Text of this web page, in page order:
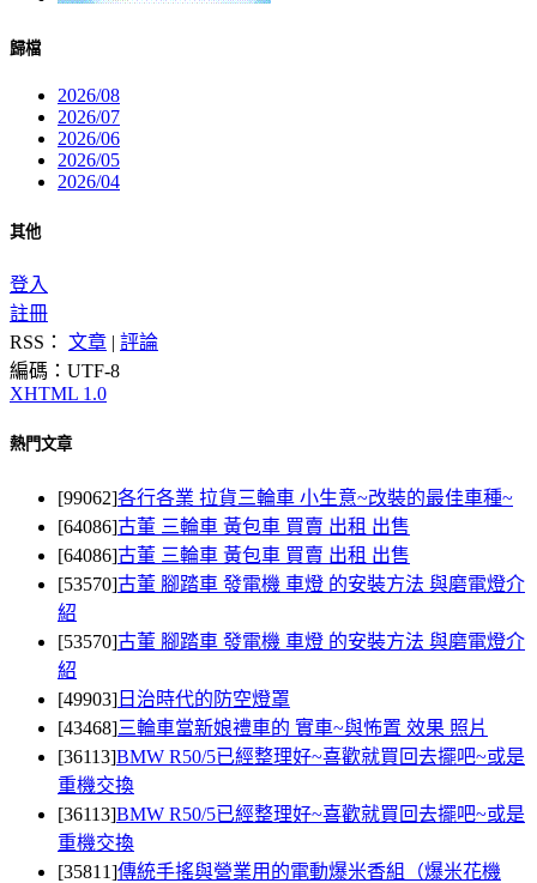
歸檔
2026/08
2026/07
2026/06
2026/05
2026/04
其他
登入
註冊
RSS： 文章 | 評論
編碼：UTF-8
XHTML 1.0
熱門文章
[99062]各行各業 拉貨三輪車 小生意~改裝的最佳車種~
[64086]古董 三輪車 黃包車 買賣 出租 出售
[64086]古董 三輪車 黃包車 買賣 出租 出售
[53570]古董 腳踏車 發電機 車燈 的安裝方法 與磨電燈介
紹
[53570]古董 腳踏車 發電機 車燈 的安裝方法 與磨電燈介
紹
[49903] 日治時代的防空燈罩
[43468]三輪車當新娘禮車的 實車~與怖置 效果 照片
[36113]BMW R50/5已經整理好~喜歡就買回去擺吧~或是
重機交換
[36113]BMW R50/5已經整理好~喜歡就買回去擺吧~或是
重機交換
[35811]傳統手搖與營業用的電動爆米香組（爆米花機